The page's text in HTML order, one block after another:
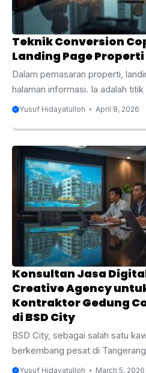
Teknik Conversion
Landing Page Properti
Dalam pemasaran properti,
halaman informasi. Ia adalah
rasa ragu, dan keputusan untuk
pengguna internet pada awal
persen, sementara National
menunjukkan 52 persen buyer
pencarian online. Artinya,
gallery, banyak calon pembeli
dari headline, foto, deskripsi,
Yusuf Hidayatulloh April 8, 2026
Konsultan Jasa
Creative Agency
Kontraktor Gedung
di BSD City
BSD City, sebagai salah satu
berkembang pesat di
yang menarik bagi berbagai
Yusuf Hidayatulloh March 5, 2026